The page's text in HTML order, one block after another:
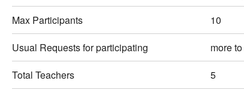
Max Participants
10
Usual Requests for participating
more
Total Teachers
5